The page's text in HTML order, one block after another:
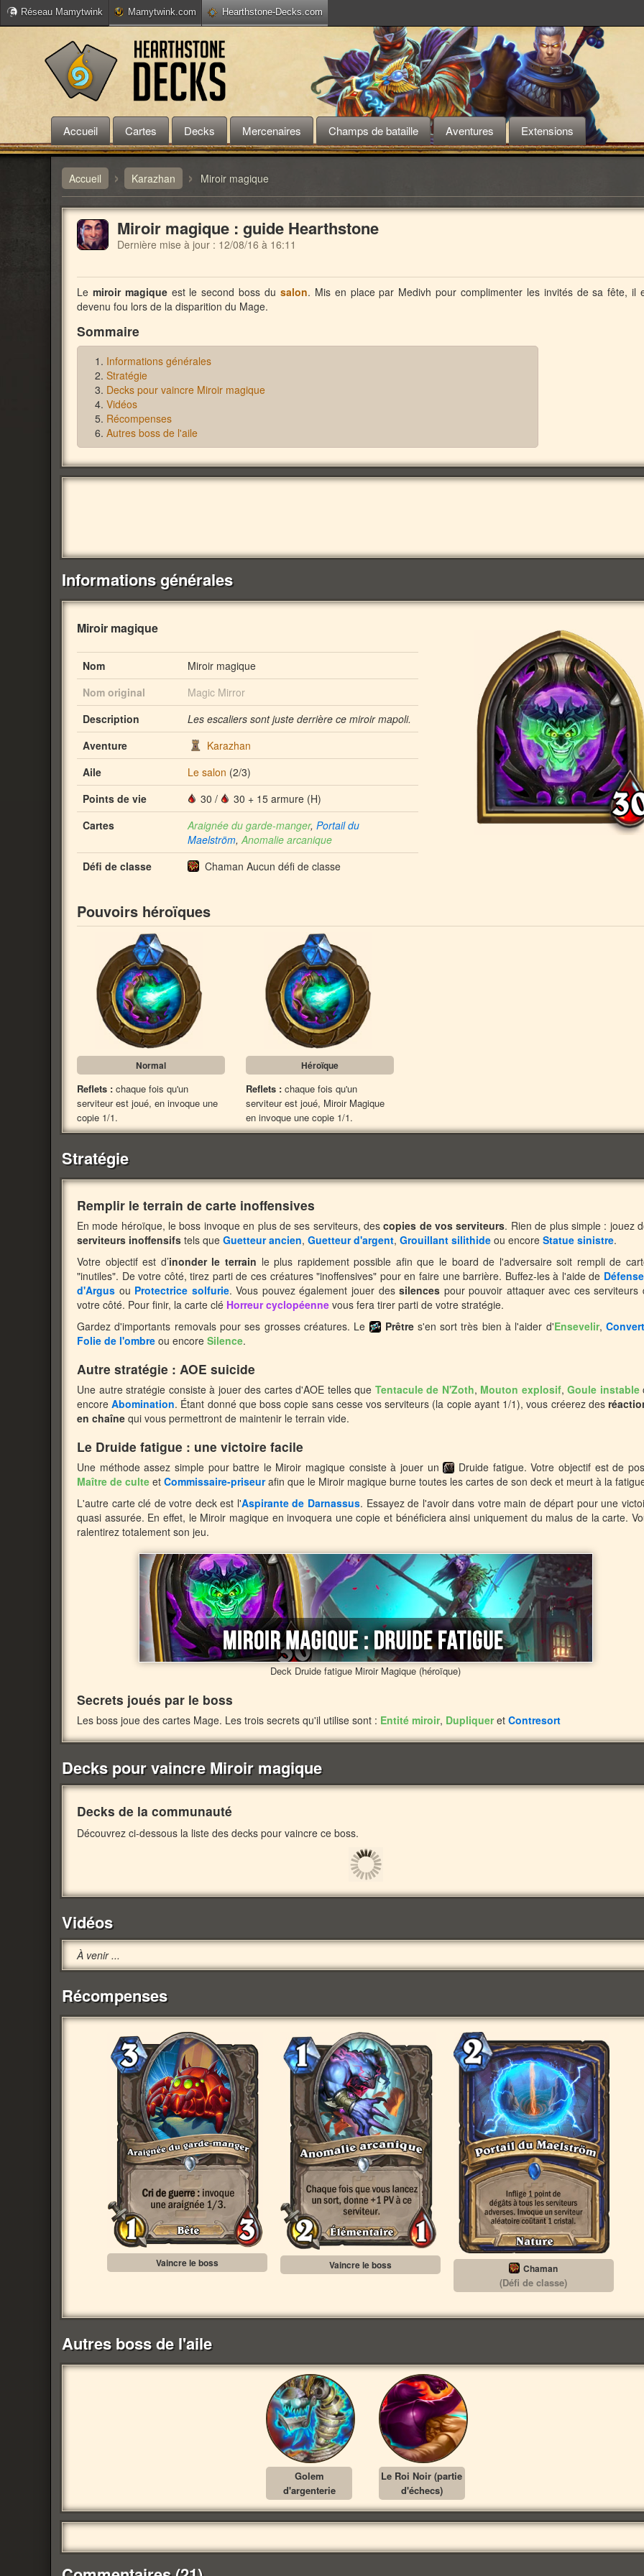
Réseau Mamytwink Mamytwink.com Hearthstone-Decks.com
Accueil Cartes Decks Mercenaires Champs de bataille Aventures Extensions
Accueil › Karazhan › Miroir magique
Miroir magique : guide Hearthstone
Dernière mise à jour : 12/08/16 à 16:11
Le miroir magiqueest le second boss du salon. Mis en place par Medivh pour complimenter les invités de sa fête, il
devenu fou lors de la disparition du Mage.
Sommaire
Informations générales
Stratégie
Decks pour vaincre Miroir magique
Vidéos
Récompenses
Autres boss de l'aile
Informations générales
Miroir magique
Nom
Miroir magique
Nom original
Magic Mirror
Description
Les escaliers sont juste derrière ce miroir mapoli.
Aventure
Karazhan
Aile
Le salon (2/3)
Points de vie
30 /
30 + 15 armure (H)
Cartes
Araignée du garde-manger, Portail du
Maelström,Anomalie arcanique
Défi de classe
Chaman Aucun défi de classe
Pouvoirs héroïques
Normal
Reflets : chaque fois qu'un
serviteur est joué, en invoque une
copie 1/1.
Héroïque
Reflets : chaque fois qu'un
serviteur est joué, Miroir Magique
en invoque une copie 1/1.
Stratégie
Remplir le terrain de carte inoffensives
En mode héroïque, le boss invoque en plus de ses serviteurs, descopies de vos serviteurs. Rien de plus simple : jouez
serviteurs inoffensifs tels que Guetteur ancien, Guetteur d'argent, Grouillant silithide ou encore Statue sinistre.
Votre objectif est d’inonder le terrain le plus rapidement possible afin que le board de l'adversaire soit rempli de
"inutiles". De votre côté, tirez parti de ces créatures "inoffensives" pour en faire une barrière. Buffez-les à l'aide de
d'Argus ou Protectrice solfurie. Vous pouvez également jouer dessilences pour pouvoir attaquer avec ces serviteurs
votre côté. Pour finir, la carte clé Horreur cyclopéenne vous fera tirer parti de votre stratégie.
Gardez d'importants removals pour ses grosses créatures. Le
Prêtres'en sort très bien à l'aider d'Ensevelir,
Folie de l'ombre ou encore Silence.
Autre stratégie : AOE suicide
Une autre stratégie consiste à jouer des cartes d'AOE telles que Tentacule de N'Zoth, Mouton explosif, Goule instable
encoreAbomination. Étant donné que boss copie sans cesse vos serviteurs (la copie ayant 1/1), vous créerez des
en chaîne qui vous permettront de maintenir le terrain vide.
Le Druide fatigue : une victoire facile
Une méthode assez simple pour battre le Miroir magique consiste à jouer un
Druide fatigue. Votre objectif est de
Maître de culte et Commissaire-priseurafin que le Miroir magique burne toutes les cartes de son deck et meurt à la
L'autre carte clé de votre deck est l'Aspirante de Darnassus. Essayez de l'avoir dans votre main de départ pour une
quasi assurée. En effet, le Miroir magique en invoquera une copie et bénéficiera ainsi uniquement du malus de la carte.
ralentirez totalement son jeu.
Deck Druide fatigue Miroir Magique (héroïque)
Secrets joués par le boss
Les boss joue des cartes Mage. Les trois secrets qu'il utilise sont : Entité miroir, Dupliqueret Contresort
Decks pour vaincre Miroir magique
Decks de la communauté
Découvrez ci-dessous la liste des decks pour vaincre ce boss.
Vidéos
À venir ...
Récompenses
Vaincre le boss Vaincre le boss Chaman
(Défi de classe)
Autres boss de l'aile
Golem
d'argenterie
Le Roi Noir (partie
d'échecs)